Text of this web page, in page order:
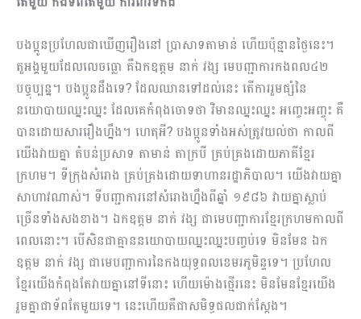
បងប្អូនប្រហែលជាឃើញរឿងនៅ ប្រាសាទតាមាន់ ហើយប៉ុន្មានថ្ងៃនេះ។
តួអង្គមួយដែលលេចធ្លោ គឺឯកឧត្តម នាក់ វង្ស មេបញ្ជាការកងពល៤២
បច្ចុប្បន្ន។ បងប្អូនដឹងទេ? ដែលឈានទៅដល់នេះ តើការរួមផ្សំនៃ
នយោបាយឈ្នះឈ្នះ ដែលគេកំពុងចោទថា វិមានឈ្នះឈ្នះ អញ្ចេះអញ្ចុះ គឺ
បានដោយសាររឿងហ្នឹង។ ហេតុអី? បងប្អូនទាំងអស់ត្រូវយល់ថា កាលពី
យើងវាយគ្នា តំបន់ប្រសាទ តាមាន់ តាក្របី គ្រប់គ្រងដោយភាគីខ្មែរ
ក្រហម។ ទីក្រុងសំរោង គ្រប់គ្រងដោយទាហានរដ្ឋាភិបាល។ យើងវាយគ្នា
សាហាវណាស់។ ទីបញ្ជាការនៅសំរោងហ្នឹងពីឆ្នាំ ១៩៨៦ វាយគ្នាស្លាប់
ច្រើនទាំងសងខាង។ ឯកឧត្តម នាក់ វង្ស ជាមេបញ្ជាការខ្មែរក្រហមកាលពី
ពេលនោះ។ បើសិនជាគ្មាននយោបាយឈ្នះឈ្នះបញ្ចប់ទេ មិនមែន ឯក
ឧត្តម នាក់ វង្ស ជាមេបញ្ជាការនៃកងយុទ្ធពលខេមរភូ​មិន្ទទេ។ ប្រហែល
ខ្មែរយើងកំពុងតែវាយគ្នានៅទីនោះ ហើយម៉ោងថ្មើរនេះ មិនមែនខ្មែរយើង
រួមគ្នាជាទ័ពតែមួយទេ។ នេះហើយគឺជាសមិទ្ធផលជាក់ស្តែង។